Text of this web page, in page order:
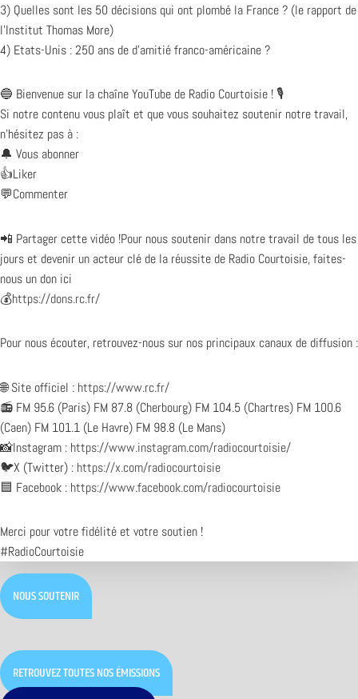
3) Quelles sont les 50 décisions qui ont plombé la France ? (le rapport de
l’Institut Thomas More)
4) Etats-Unis : 250 ans de d’amitié franco-américaine ?
🔵 Bienvenue sur la chaîne YouTube de Radio Courtoisie ! 🎙️
Si notre contenu vous plaît et que vous souhaitez soutenir notre travail,
n’hésitez pas à :
🔔 Vous abonner
👍Liker
💬Commenter
📲 Partager cette vidéo !Pour nous soutenir dans notre travail de tous les
jours et devenir un acteur clé de la réussite de Radio Courtoisie, faites-
nous un don ici
💰https://dons.rc.fr/
Pour nous écouter, retrouvez-nous sur nos principaux canaux de diffusion :
🌐 Site officiel : https://www.rc.fr/
📻 FM 95.6 (Paris) FM 87.8 (Cherbourg) FM 104.5 (Chartres) FM 100.6
(Caen) FM 101.1 (Le Havre) FM 98.8 (Le Mans)
📸Instagram : https://www.instagram.com/radiocourtoisie/
🐦X (Twitter) : https://x.com/radiocourtoisie
🟦 Facebook : https://www.facebook.com/radiocourtoisie
Merci pour votre fidélité et votre soutien !
#RadioCourtoisie
NOUS SOUTENIR
RETROUVEZ TOUTES NOS ÉMISSIONS